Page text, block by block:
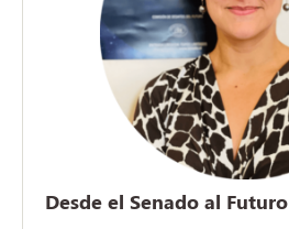
Desde el Senado al Futuro